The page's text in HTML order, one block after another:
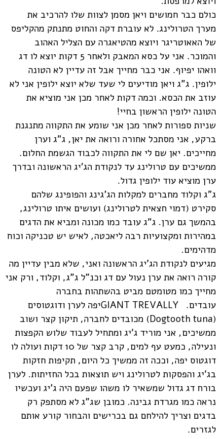
כולם כבר חמושים ויאן מסמן לצוות שלו להרכיב את
מערך הטרולינג. לא עוברת דקה והחוט מתנתק מהקליפס
של האאוטריגר ויוצא מהטיאגרה עם הצליל האהוב
והמוכר. אני על כסא המאבק ולאחר 5 דקות יוצא לו דג
וואהו יפיוף. אני כבר מחייך אבל זה עדיין לא הטונה
ילופין. ג"ג ויאן מודיעים לי שעד שלא יוצא ילופין אני לא
עוזב את הכסא. וכמה דקות לאחר מכן אני מוציא את
הטונה ילופין הראשון בחיי!
שניות ספורות לאחר מכן אני שומע את התקווה מתנגנת
ברקע, אני מסתכל אחורה ורואה את יאן, ג"ג וערן
מחייכים. יאן שם לי את התקווה לכבוד הגשמת החלום.
ממשיכים עם טרולינג עד לנקודת הג'יג הראשונה ובדרך
ערן מוציא עוד ילופין גדול.
ג"ג וקלוד מחברים למקלות הג'גינג והפופינג שלהם
סקירט (דמוי חצאית לטרולינג) ועושים איתו טרולינג,
בהמשך גם ערן. ג"ג עובד כמו מכונה ומביא את הדגים
במהירות ומקצועיות רבה ליאכטה, לאיש יש טכניקה וכוח
מדהימים.
מגיעים לנקודת הג'יג הראשונה ואני, שלא מבין עדיין מה
קורה רואה את ערן נעול עם דג וכנ"ל ג"ג, וקלוד, ורק אני
מחייך כמו מטומטם מביט בהשתהות בחברה
עובדים.
GIANT TREVALLYיפה לערן ודוגטוסים
(
Dogtooth tuna) מכובדים לחברה, תיקון קצר ושוב
ממשיכים, אני מוריד ג'יג ומתחיל לעבוד שלוש הקפצות
ונעילה, כמעט עף למים, קרב קצר של 10 דקות ועולה לו
דוגטוס יפה, וככה זה ממשיך כל היום, תקיפות חזקות
בג'יג והפסקות לטרולינג ויש תוצאות בכל החזיתות. לערן
בורח דג גדול שמשאיר לו משהו שפעם היה ג'יג ועכשיו
נראה כמו מגרדת גבינה. כמובן שג"ג לא מסתפק רק
בדגים וצריך להילחם גם בכרישים והבחור קורע אותם
לגזרים.